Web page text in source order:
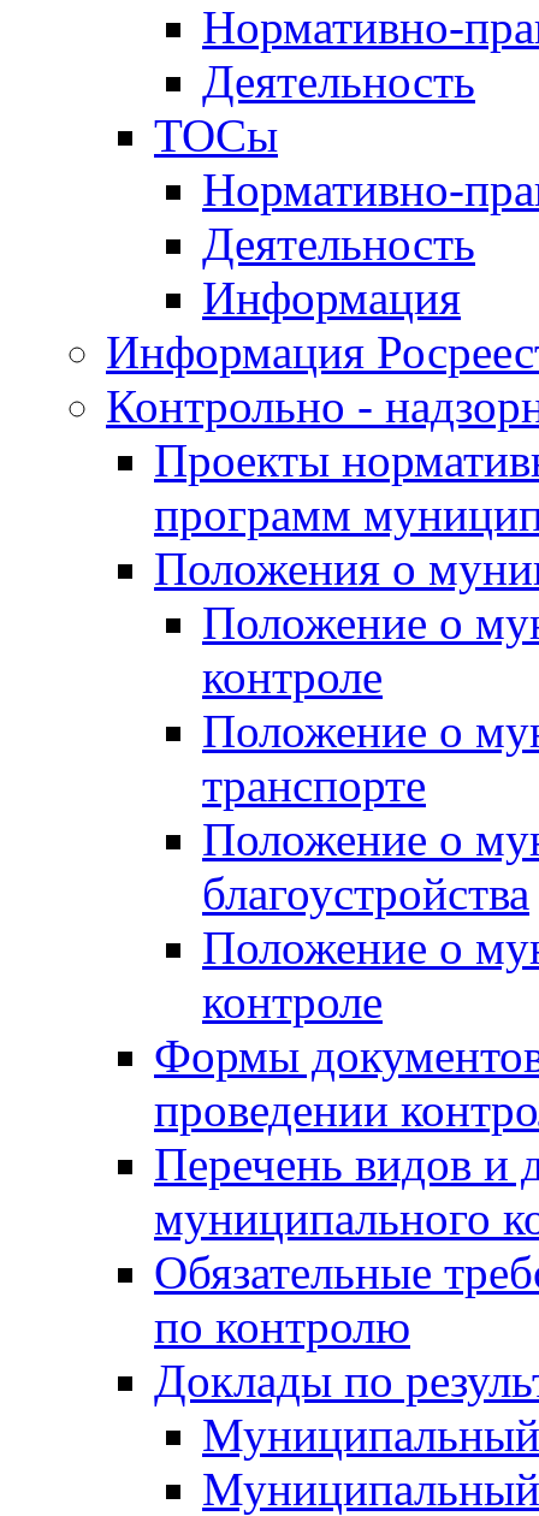
Нормативно-
Деятельность
ТОСы
Нормативно-
Деятельность
Информация
Информация
Контрольно -
Проекты
программ
Положения о
Положение о
контроле
Положение о
транспорте
Положение о
благоустройства
Положение о
контроле
Формы
проведении
Перечень видов и
муниципального
Обязательные
по контролю
Доклады по
Муниципальный